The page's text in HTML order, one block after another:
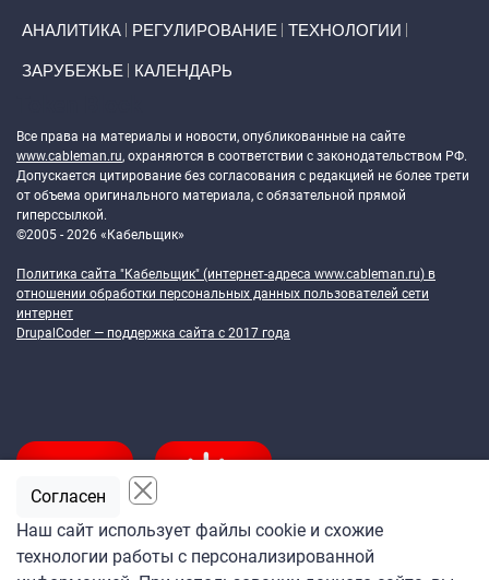
АНАЛИТИКА РЕГУЛИРОВАНИЕ ТЕХНОЛОГИИ
ЗАРУБЕЖЬЕ КАЛЕНДАРЬ
Все права на материалы и новости, опубликованные на сайте
www.cableman.ru, охраняются в соответствии с законодательством РФ.
Допускается цитирование без согласования с редакцией не более трети
от объема оригинального материала, с обязательной прямой
гиперссылкой.
©2005 - 2026 «Кабельщик»
Политика сайта "Кабельщик" (интернет-адреса www.cableman.ru) в
отношении обработки персональных данных пользователей сети
интернет
DrupalCoder — поддержка сайта c 2017 года
Наш сайт использует файлы cookie и схожие
технологии работы с персонализированной
Согласен